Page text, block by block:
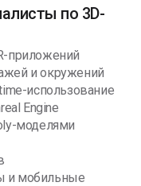
по 3D-
приложений
и окружений
использование
Engine
моделями
и мобильные